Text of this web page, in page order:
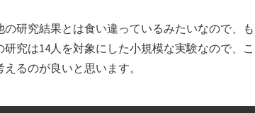
研究結果とは食い違っているみたいなので、も
究は14人を対象にした小規模な実験なので、こ
るのが良いと思います。